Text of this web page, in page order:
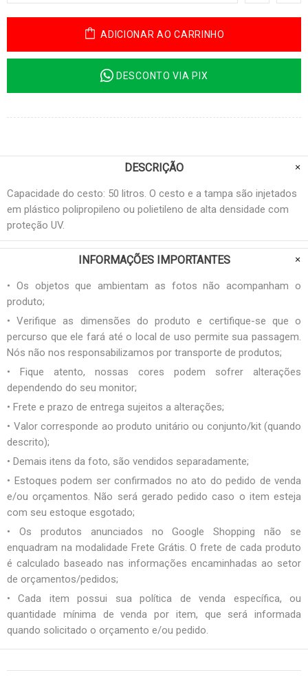
ADICIONAR AO CARRINHO
DESCONTO VIA PIX
DESCRIÇÃO
Capacidade do cesto: 50 litros. O cesto e a tampa são injetados
em plástico polipropileno ou polietileno de alta densidade com
proteção UV.
INFORMAÇÕES IMPORTANTES
• Os objetos que ambientam as fotos não acompanham o
produto;
• Verifique as dimensões do produto e certifique-se que o
percurso que ele fará até o local de uso permite sua passagem.
Nós não nos responsabilizamos por transporte de produtos;
• Fique atento, nossas cores podem sofrer alterações
dependendo do seu monitor;
• Frete e prazo de entrega sujeitos a alterações;
• Valor corresponde ao produto unitário ou conjunto/kit (quando
descrito);
• Demais itens da foto, são vendidos separadamente;
• Estoques podem ser confirmados no ato do pedido de venda
e/ou orçamentos. Não será gerado pedido caso o item esteja
com seu estoque esgotado;
• Os produtos anunciados no Google Shopping não se
enquadram na modalidade Frete Grátis. O frete de cada produto
é calculado baseado nas informações encaminhadas ao setor
de orçamentos/pedidos;
• Cada item possui sua política de venda específica, ou
quantidade mínima de venda por item, que será informada
quando solicitado o orçamento e/ou pedido.